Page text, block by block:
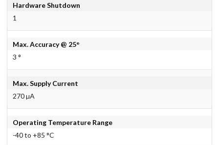
Hardware Shutdown
1
Max. Accuracy @ 25°
3 °
Max. Supply Current
270 µA
Operating Temperature Range
-40 to +85 °C